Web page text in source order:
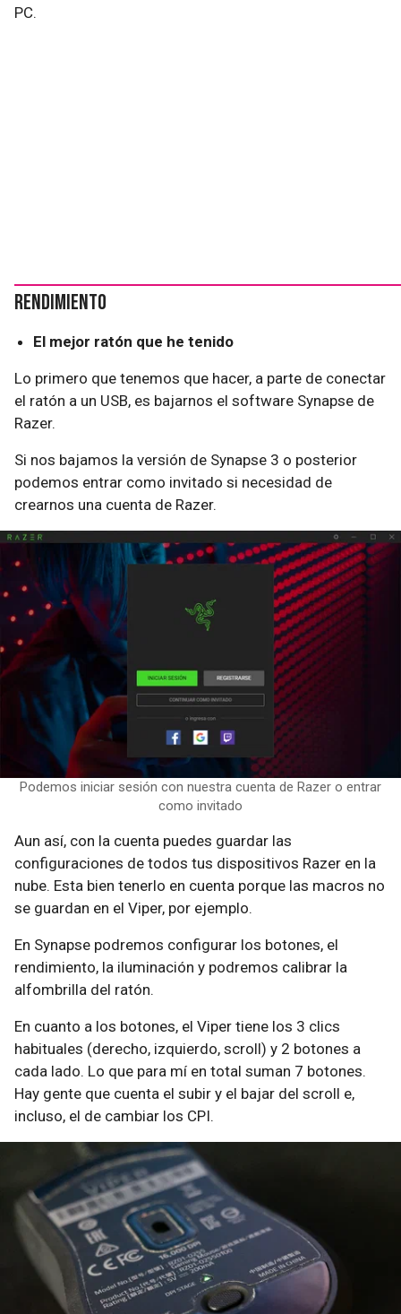
PC.
Rendimiento
El mejor ratón que he tenido
Lo primero que tenemos que hacer, a parte de conectar
el ratón a un USB, es bajarnos el software Synapse de
Razer.
Si nos bajamos la versión de Synapse 3 o posterior
podemos entrar como invitado si necesidad de
crearnos una cuenta de Razer.
Podemos iniciar sesión con nuestra cuenta de Razer o entrar
como invitado
Aun así, con la cuenta puedes guardar las
configuraciones de todos tus dispositivos Razer en la
nube. Esta bien tenerlo en cuenta porque las macros no
se guardan en el Viper, por ejemplo.
En Synapse podremos configurar los botones, el
rendimiento, la iluminación y podremos calibrar la
alfombrilla del ratón.
En cuanto a los botones, el Viper tiene los 3 clics
habituales (derecho, izquierdo, scroll) y 2 botones a
cada lado. Lo que para mí en total suman 7 botones.
Hay gente que cuenta el subir y el bajar del scroll e,
incluso, el de cambiar los CPI.